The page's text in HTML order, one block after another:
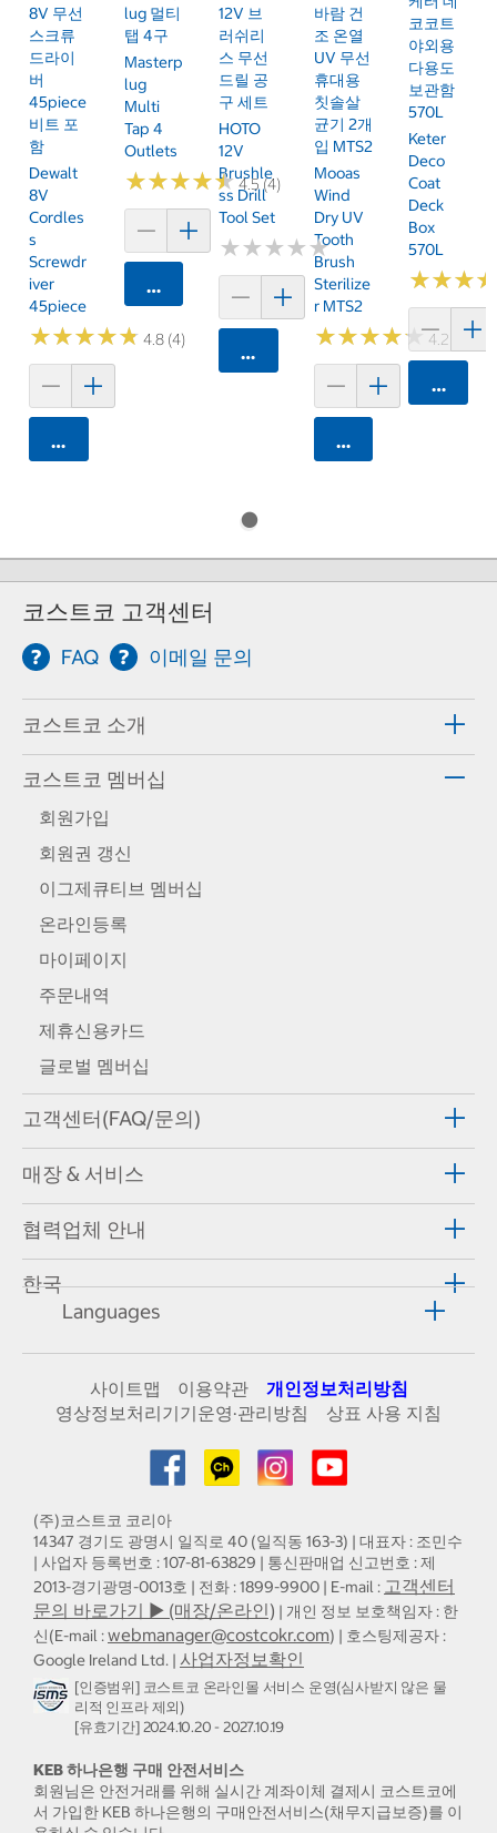
8V 무선
스크류
드라이
버
45piece
비트 포
함
Dewalt
8V
Cordles
S
Screwdr
Iver
45piece
★★★★★
★★★★★ 4.8 (4)
카트에 담기
Lug 멀티
탭 4구
Masterp
Lug
Multi
Tap 4
Outlets
★★★★★
★★★★★4.5 (4)
카트에 담기
12V 브
러쉬리
스 무선
드릴 공
구 세트
HOTO
12V
Brushle
Ss Drill
Tool Set
★★★★★
★★★★★
카트에 담기
바람 건
조 온열
UV 무선
휴대용
칫솔살
균기 2개
입 MTS2
Mooas
Wind
Dry UV
Tooth
Brush
Sterilize
R MTS2
★★★★★
★★★★★4.2 (6)
카트에 담기
코코트
야외용
다용도
보관함
570L
Keter
Deco
Coat
Deck
Box
570L
★★★
★★★
카트에
코스트코 고객센터
FAQ 이메일 문의
코스트코 소개
코스트코 멤버십
회원가입
회원권 갱신
이그제큐티브 멤버십
온라인등록
마이페이지
주문내역
제휴신용카드
글로벌 멤버십
고객센터(FAQ/문의)
매장 & 서비스
협력업체 안내
한국
Languages
사이트맵 이용약관
개인정보처리방침
영상정보처리기기운영·관리방침
상표 사용 지침
(주)코스트코 코리아
14347 경기도 광명시 일직로 40 (일직동 163-3) | 대표자 : 조민수
| 사업자 등록번호 : 107-81-63829 | 통신판매업 신고번호 : 제
2013-경기광명-0013호 | 전화 : 1899-9900 | E-mail : 고객센터
문의 바로가기 ▶ (매장/온라인) | 개인 정보 보호책임자 : 한
신(E-mail :webmanager@costcokr.com) | 호스팅제공자 :
Google Ireland Ltd. | 사업자정보확인
[인증범위] 코스트코 온라인몰 서비스 운영(심사받지 않은 물
리적 인프라 제외)
[유효기간] 2024.10.20 - 2027.10.19
KEB 하나은행 구매 안전서비스
회원님은 안전거래를 위해 실시간 계좌이체 결제시 코스트코에
서 가입한 KEB 하나은행의 구매안전서비스(채무지급보증)를 이